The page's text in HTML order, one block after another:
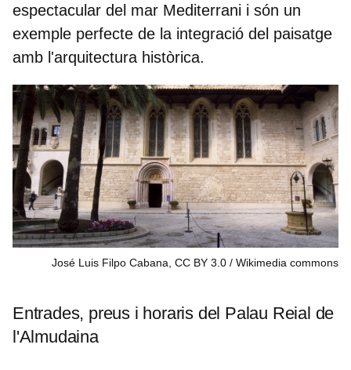
espectacular del mar Mediterrani i són un
exemple perfecte de la integració del paisatge
amb l'arquitectura històrica.
José Luis Filpo Cabana, CC BY 3.0 Wikimedia commons
Entrades, preus i horaris del Palau Reial de
l'Almudaina